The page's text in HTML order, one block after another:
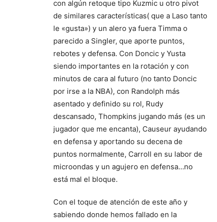
con algún retoque tipo Kuzmic u otro pivot
de similares características( que a Laso tanto
le «gusta») y un alero ya fuera Timma o
parecido a Singler, que aporte puntos,
rebotes y defensa. Con Doncic y Yusta
siendo importantes en la rotación y con
minutos de cara al futuro (no tanto Doncic
por irse a la NBA), con Randolph más
asentado y definido su rol, Rudy
descansado, Thompkins jugando más (es un
jugador que me encanta), Causeur ayudando
en defensa y aportando su decena de
puntos normalmente, Carroll en su labor de
microondas y un agujero en defensa…no
está mal el bloque.
Con el toque de atención de este año y
sabiendo donde hemos fallado en la